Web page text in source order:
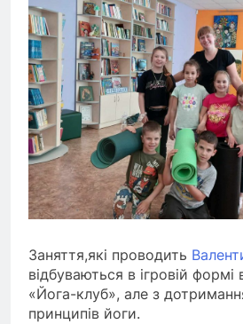
Заняття,які проводить
відбуваються в ігровій
«Йога-клуб», але з
принципів йоги.